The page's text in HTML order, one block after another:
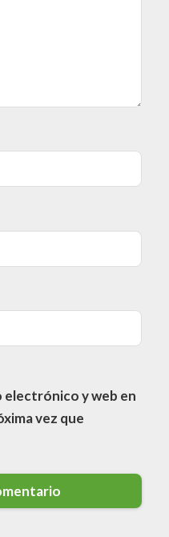
electrónico y web en
vez que